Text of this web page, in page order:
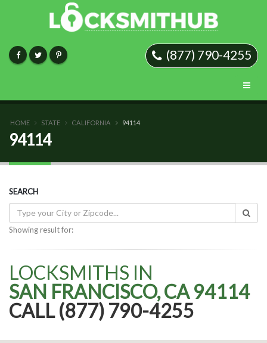
(877) 790-4255
HOME STATE CALIFORNIA 94114
94114
SEARCH
Showing result for:
LOCKSMITHS IN
SAN FRANCISCO, CA 94114
CALL (877) 790-4255